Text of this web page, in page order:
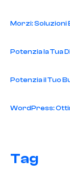
Morzi: Soluzioni
Potenzia la Tua
Potenzia il Tuo
WordPress:
Tag